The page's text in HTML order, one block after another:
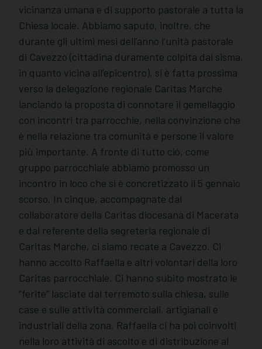
vicinanza umana e di supporto pastorale a tutta la
Chiesa locale. Abbiamo saputo, inoltre, che
durante gli ultimi mesi dell’anno l’unità pastorale
di Cavezzo (cittadina duramente colpita dal sisma,
in quanto vicina all’epicentro), si è fatta prossima
verso la delegazione regionale Caritas Marche
lanciando la proposta di connotare il gemellaggio
con incontri tra parrocchie, nella convinzione che
è nella relazione tra comunità e persone il valore
più importante. A fronte di tutto ciò, come
gruppo parrocchiale abbiamo promosso un
incontro in loco che si è concretizzato il 5 gennaio
scorso. In cinque, accompagnate dal
collaboratore della Caritas diocesana di Macerata
e dal referente della segreteria regionale di
Caritas Marche, ci siamo recate a Cavezzo. Ci
hanno accolto Raffaella e altri volontari della loro
Caritas parrocchiale. Ci hanno subito mostrato le
“ferite” lasciate dal terremoto sulla chiesa, sulle
case e sulle attività commerciali, artigianali e
industriali della zona. Raffaella ci ha poi coinvolti
nella loro attività di ascolto e di distribuzione al